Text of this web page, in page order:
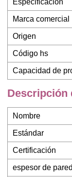
Especificación
Marca comercial
Origen
Código hs
Capacidad de
Descripción
Nombre
Estándar
Certificación
espesor de pared